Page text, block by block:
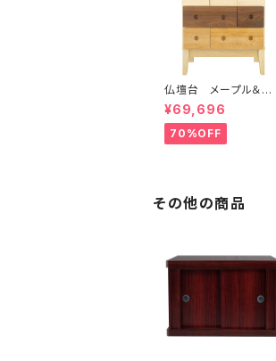
仏壇台 メープル＆ウォ
ール
¥69,696
70%OFF
その他の商品